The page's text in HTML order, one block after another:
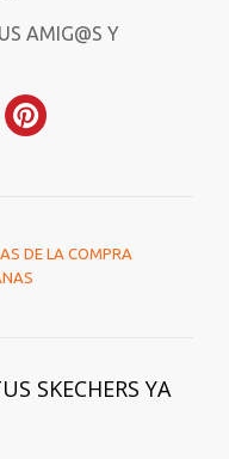
AMIG@S Y
DE LA COMPRA
SKECHERS YA